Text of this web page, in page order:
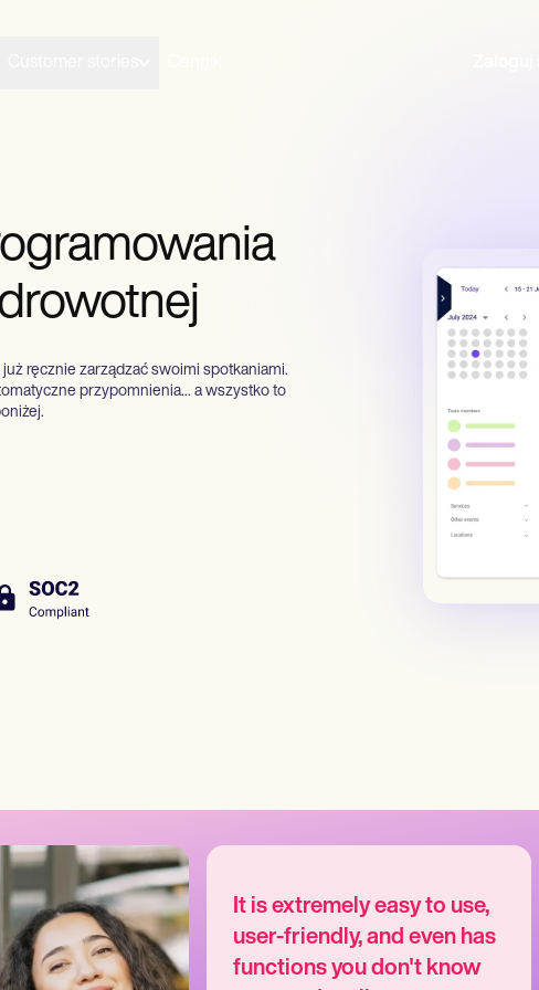
ręcznie zarządzać swoimi spotkaniami.
przypomnienia... a wszystko to
It is extremely easy to use,
user-friendly, and even has
functions you don't know